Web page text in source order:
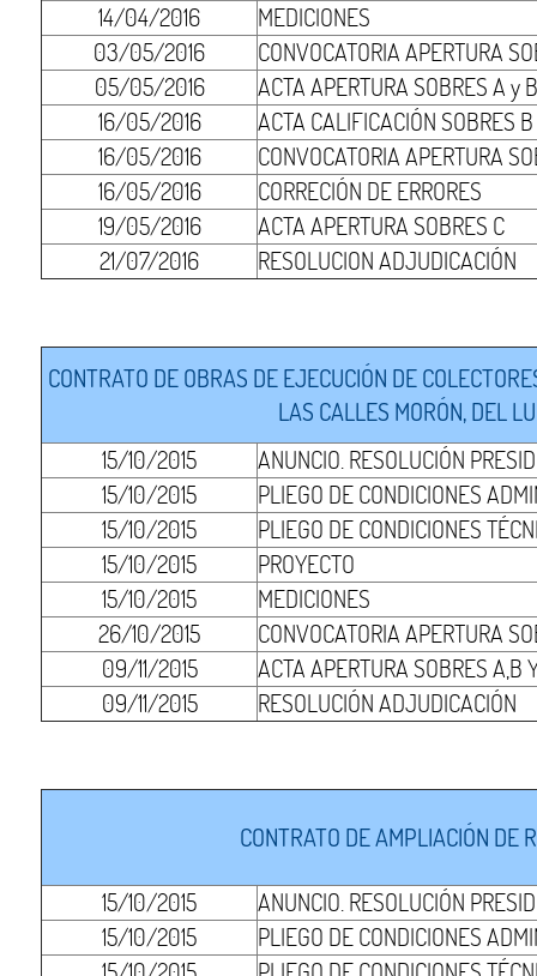
14/04/2016
MEDICIONES
03/05/2016
CONVOCATORIA APERTURA
05/05/2016
ACTA APERTURA SOBRES A y
16/05/2016
ACTA CALIFICACIÓN SOBRES B
16/05/2016
CONVOCATORIA APERTURA
16/05/2016
CORRECIÓN DE ERRORES
19/05/2016
ACTA APERTURA SOBRES C
21/07/2016
RESOLUCION ADJUDICACIÓN
CONTRATO DE OBRAS DE EJECUCIÓN DE
LAS CALLES MORÓN, DEL
15/10/2015
ANUNCIO. RESOLUCIÓN
15/10/2015
PLIEGO DE CONDICIONES
15/10/2015
PLIEGO DE CONDICIONES
15/10/2015
PROYECTO
15/10/2015
MEDICIONES
26/10/2015
CONVOCATORIA APERTURA
09/11/2015
ACTA APERTURA SOBRES A,B
09/11/2015
RESOLUCIÓN ADJUDICACIÓN
CONTRATO DE AMPLIACIÓN DE
15/10/2015
ANUNCIO. RESOLUCIÓN
15/10/2015
PLIEGO DE CONDICIONES